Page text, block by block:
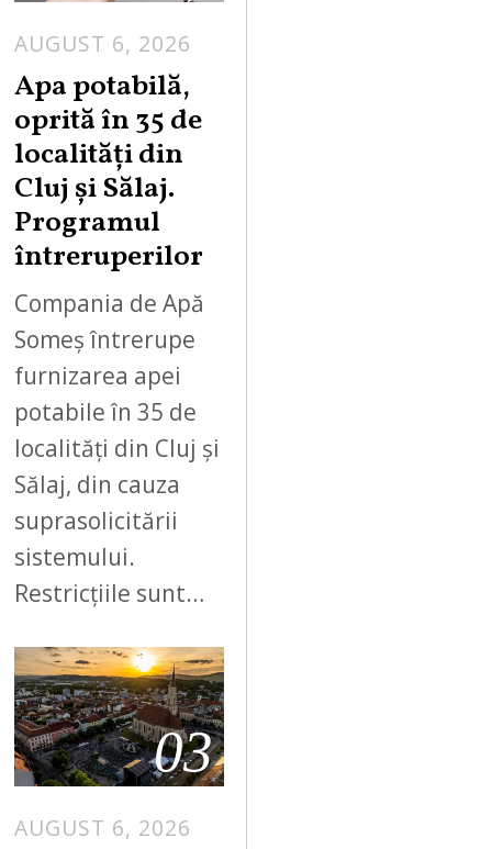
AUGUST 6, 2026
Apa potabilă,
oprită în 35 de
localități din
Cluj și Sălaj.
Programul
întreruperilor
Compania de Apă
Someș întrerupe
furnizarea apei
potabile în 35 de
localități din Cluj și
Sălaj, din cauza
suprasolicitării
sistemului.
Restricțiile sunt…
03
AUGUST 6, 2026